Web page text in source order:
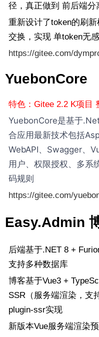
径，真正做到 前后端分
重新设计了token的刷
交换，实现 单token无
https://gitee.com/
YuebonCore
特色：Gitee 2.2 K项目
YuebonCore是基于
合应用最新技术包括
WebAPI、Swagger、
用户、权限授权、多系
码规则
https://gitee.com/
Easy.Admin
后端基于.NET 8 +
支持多种数据库
博客基于Vue3 +
SSR（服务端渲染，支
plugin-ssr实现
新版本Vue服务端渲染预